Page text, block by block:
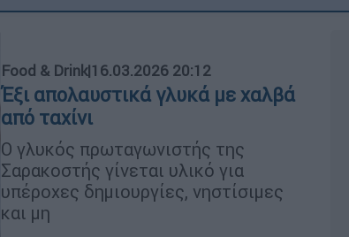
Food & Drink|16.03.2026 20:12
Έξι απολαυστικά γλυκά με χαλβά
από ταχίνι
Ο γλυκός πρωταγωνιστής της
Σαρακοστής γίνεται υλικό για
υπέροχες δημιουργίες, νηστίσιμες
και μη